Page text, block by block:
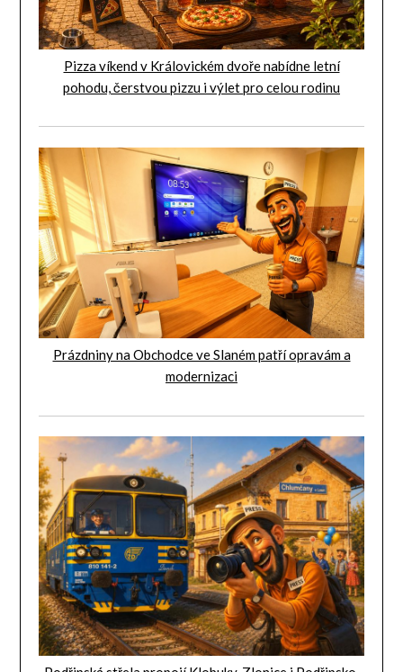
Pizza víkend v Královickém dvoře nabídne letní
pohodu, čerstvou pizzu i výlet pro celou rodinu
Prázdniny na Obchodce ve Slaném patří opravám a
modernizaci